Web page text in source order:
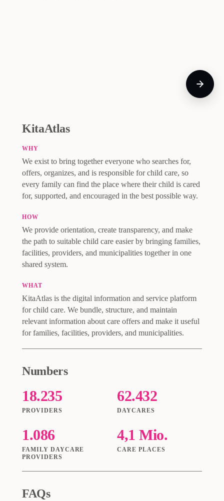
KitaAtlas
WHY
We exist to bring together everyone who searches for,
offers, organizes, and is responsible for child care, so
every family can find the place where their child is cared
for, supported, and encouraged in the best possible way.
HOW
We provide orientation, create transparency, and make
the path to suitable child care easier by bringing families,
facilities, providers, and municipalities together in one
shared system.
WHAT
KitaAtlas is the digital information and service platform
for child care. We bundle, structure, and maintain
relevant information about care offers and make it useful
for families, facilities, providers, and municipalities.
Numbers
18.235
PROVIDERS
62.432
DAYCARES
1.086
FAMILY DAYCARE
PROVIDERS
4,1 Mio.
CARE PLACES
FAQs